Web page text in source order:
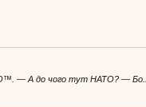
— А до чого тут НАТО? — Бо...